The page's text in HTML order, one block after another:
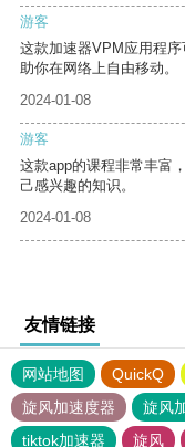
游客
这款加速器VPM应用程
助你在网络上自由移动。
2024-01-08
游客
这款app的课程非常丰富
己感兴趣的知识。
2024-01-08
友情链接
网站地图 QuickQ
旋风加速度器
旋风
tiktok加速器
旋风